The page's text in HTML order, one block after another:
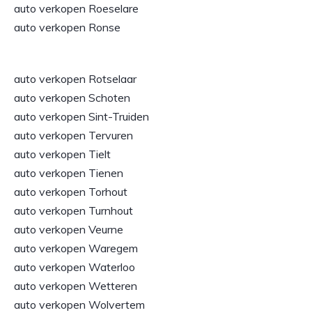
auto verkopen Roeselare
auto verkopen Ronse
auto verkopen Rotselaar
auto verkopen Schoten
auto verkopen Sint-Truiden
auto verkopen Tervuren
auto verkopen Tielt
auto verkopen Tienen
auto verkopen Torhout
auto verkopen Turnhout
auto verkopen Veurne
auto verkopen Waregem
auto verkopen Waterloo
auto verkopen Wetteren
auto verkopen Wolvertem